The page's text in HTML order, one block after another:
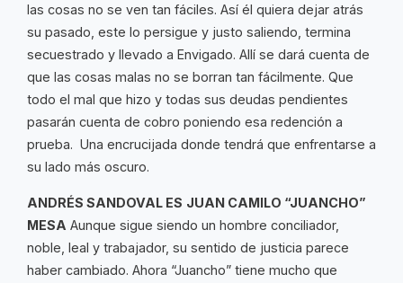
las cosas no se ven tan fáciles. Así él quiera dejar atrás
su pasado, este lo persigue y justo saliendo, termina
secuestrado y llevado a Envigado. Allí se dará cuenta de
que las cosas malas no se borran tan fácilmente. Que
todo el mal que hizo y todas sus deudas pendientes
pasarán cuenta de cobro poniendo esa redención a
prueba. Una encrucijada donde tendrá que enfrentarse a
su lado más oscuro.
ANDRÉS SANDOVAL ES JUAN CAMILO “JUANCHO”
MESA Aunque sigue siendo un hombre conciliador,
noble, leal y trabajador, su sentido de justicia parece
haber cambiado. Ahora “Juancho” tiene mucho que